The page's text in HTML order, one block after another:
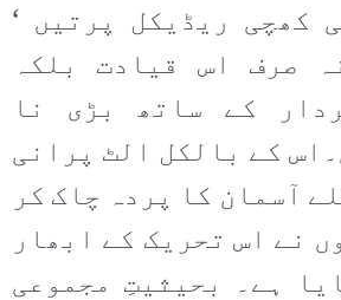
کھچی ریڈیکل پرتیں ‘
صرف اس قیادت بلکہ
کے ساتھ بڑی نا
کے بالکل الٹ پرانی
آسمان کا پردہ چاک کر
نے اس تحریک کے ابھار
ہے۔ بحیثیتِ مجموعی